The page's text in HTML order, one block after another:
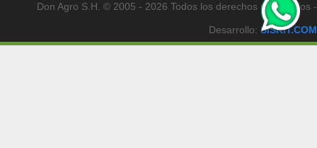
Don Agro S.H. © 2005 - 2026 Todos los derechos reservados -
Desarrollo: SISKIT.COM